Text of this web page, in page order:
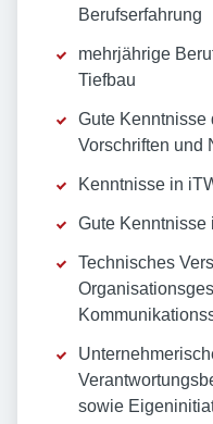
Berufserfahrung
mehrjährige
Tiefbau
Gute Kenntnisse
Vorschriften und
Kenntnisse in
Gute Kenntnisse
Technisches
sowie